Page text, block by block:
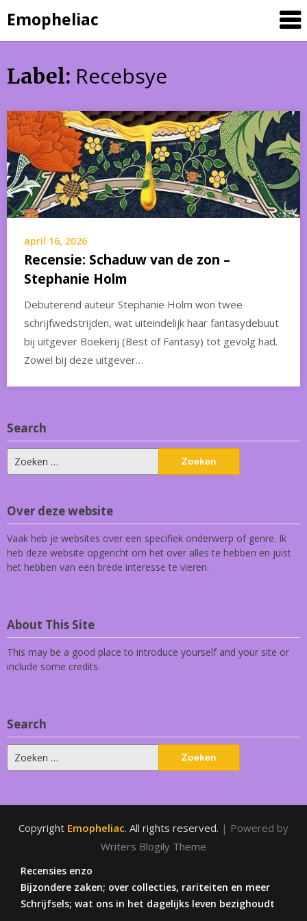
to
content
Emopheliac
Label: Recebsye
april 16, 2026
Recensie: Schaduw van de zon –
Stephanie Holm
Debuterend auteur Stephanie Holm won twee
schrijfwedstrijden, wat uiteindelijk haar fantasydebuut
bij uitgever Boekerij (Best of Fantasy) tot gevolg had.
Zowel bij deze uitgever…
Search
Zoeken
naar:
Over deze website
Vaak heb je websites over een specifiek onderwerp of genre. Ik
heb deze website opgericht om het over alles te hebben en juist
het hebben van een brede interesse te vieren.
About This Site
This may be a good place to introduce yourself and your site or
include some credits.
Search
Zoeken
naar:
Copyright Emopheliac. All rights reserved. | Powered by
Writers Blogily Theme
Recensies enzo
Bijzondere zaken; over collecties, rariteiten en meer
Schrijfsels; wat ons in het dagelijks leven bezighoudt